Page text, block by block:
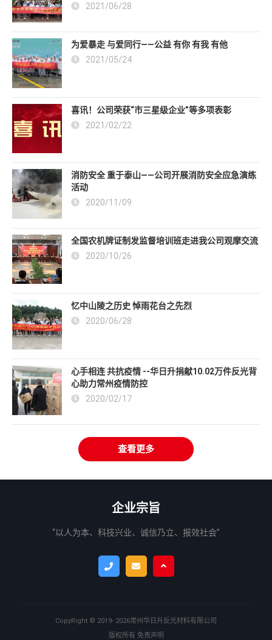
2021/06/28
为爱暴走 与爱同行——公益 有你 有我 有他
2021/05/24
喜讯！公司荣获“市三星级企业”等多项表彰
2021/02/22
消防安全 重于泰山——公司开展消防安全应急演练
活动
2020/11/09
全国农机牌证制发监督培训班走进我公司观摩交流
2020/10/26
忆中山陵之历史 悼雨花台之先烈
2020/06/28
心手相连 共抗疫情 --华日升捐献10.02万件反光背
心助力常州疫情防控
2020/02/17
查看更多
企业宗旨
“以人为本、科技兴业、诚信乃立、报效社会”
CopyRight © 2019- 2026常州华日升反光材料有限公司
版权所有 免责声明